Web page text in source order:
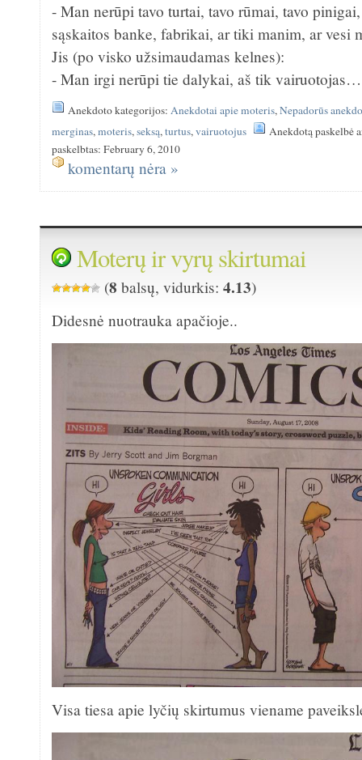
- Man nerūpi tavo turtai, tavo rūmai, tavo
sąskaitos banke, fabrikai, ar tiki manim, ar vesi
Jis (po visko užsimaudamas kelnes):
- Man irgi nerūpi tie dalykai, aš tik vairuotojas…
Anekdoto kategorijos:Anekdotai apie moteris,Nepadorūs
merginas,moteris,seksą,turtus,vairuotojus
Anekdotą paskelbė
paskelbtas: February 6, 2010
komentarų nėra »
Moterų ir vyrų skirtumai
(8 balsų, vidurkis:4.13)
Didesnė nuotrauka apačioje..
Visa tiesa apie lyčių skirtumus viename